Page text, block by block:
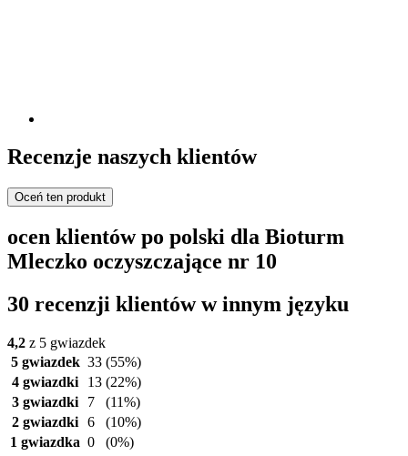
Recenzje naszych klientów
Oceń ten produkt
ocen klientów po polski dla Bioturm
Mleczko oczyszczające nr 10
30 recenzji klientów w innym języku
4,2 z 5 gwiazdek
5 gwiazdek 33 (55%)
4 gwiazdki
13 (22%)
3 gwiazdki
7
(11%)
2 gwiazdki 6
(10%)
1 gwiazdka 0 (0%)